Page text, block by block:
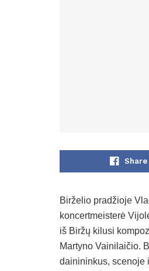
Share
Birželio pradžioje
koncertmeisterė
iš Biržų kilusi
Martyno Vainilaičio.
dainininkus, scenoje